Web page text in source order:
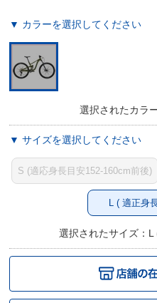
▼ カラーを選択してください
選択されたカラ
▼ サイズを選択してください
S (適応身長目安152-160cm前後)
L ( 適正身
選択されたサイズ：